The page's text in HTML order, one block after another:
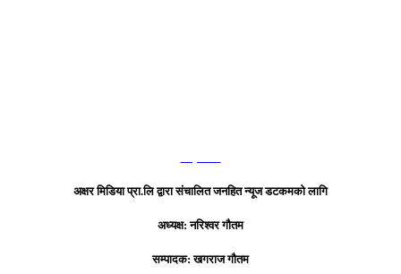
अक्षर मिडिया प्रा.लि द्वारा संचालित जनहित न्यूज डटकमको लागि
अध्यक्ष: नरिश्वर गौतम
सम्पादक: खगराज गौतम